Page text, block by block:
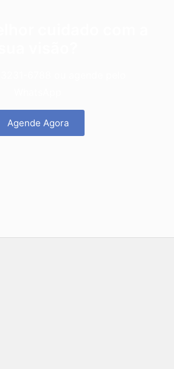
Agende Agora